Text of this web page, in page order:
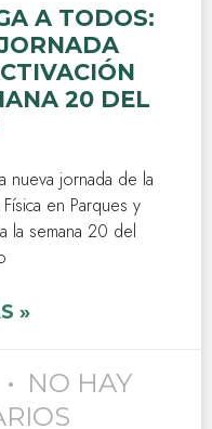
A TODOS:
20 DEL
nueva jornada de la
en Parques y
la semana 20 del
»
NO HAY